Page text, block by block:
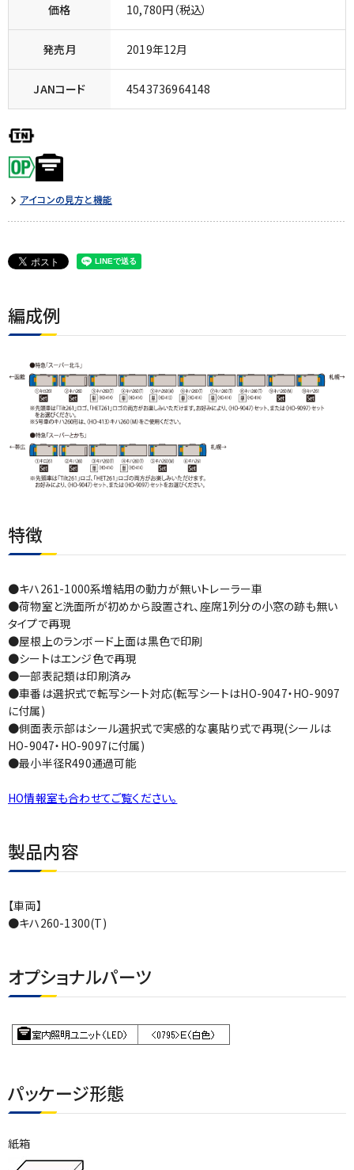
価格 10,780円（税込）
発売月 2019年12月
JANコード 4543736964148
アイコンの見方と機能
編成例
特徴
●キハ261-1000系増結用の動力が無いトレーラー車
●荷物室と洗面所が初めから設置され、座席1列分の小窓の跡も無い
タイプで再現
●屋根上のランボード上面は黒色で印刷
●シートはエンジ色で再現
●一部表記類は印刷済み
●車番は選択式で転写シート対応(転写シートはHO-9047・HO-9097
に付属)
●側面表示部はシール選択式で実感的な裏貼り式で再現(シールは
HO-9047・HO-9097に付属)
●最小半径R490通過可能
HO情報室も合わせてご覧ください。
製品内容
【車両】
●キハ260-1300(T)
オプショナルパーツ
パッケージ形態
紙箱